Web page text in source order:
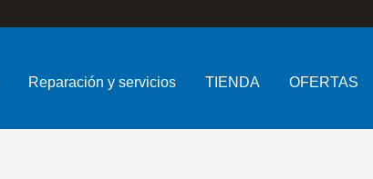
Reparación y servicios TIENDA OFERTAS